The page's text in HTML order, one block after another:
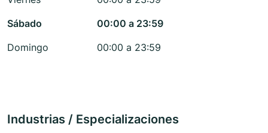
Sábado
00:00 a 23:59
Domingo
00:00 a 23:59
Industrias / Especializaciones